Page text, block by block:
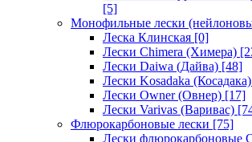
[5]
Монофильные лески
Леска Клинская [0]
Лески Chimera (Химера)
Лески Daiwa (Дайва) [48]
Лески Kosadaka (Косадака)
Лески Owner (Овнер) [17]
Лески Varivas (Варивас)
Флюрокарбоновые лески [75]
Лески флюрокарбоновые